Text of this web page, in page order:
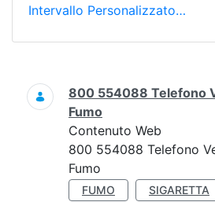
Intervallo Personalizzato…
Ricerca
800 554088 Telefono
Fumo
Contenuto Web
800 554088 Telefono
Fumo
FUMO
SIGARETTA